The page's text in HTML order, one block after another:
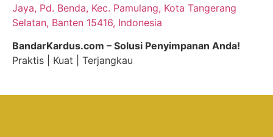
Jaya, Pd. Benda, Kec. Pamulang, Kota Tangerang
Selatan, Banten 15416, Indonesia
BandarKardus.com – Solusi Penyimpanan Anda!
Praktis | Kuat | Terjangkau